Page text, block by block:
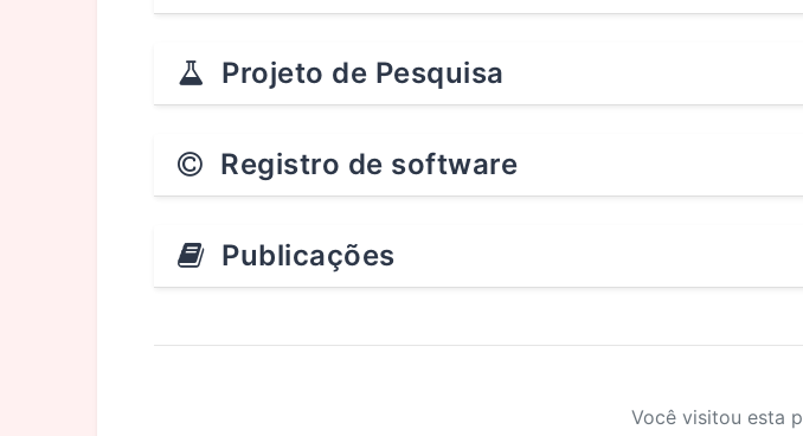
Projeto de Pesquisa
Registro de software
Publicações
Você visitou esta